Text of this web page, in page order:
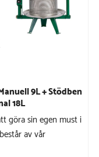
9L + Stödben
18L
göra sin egen must i
av vår